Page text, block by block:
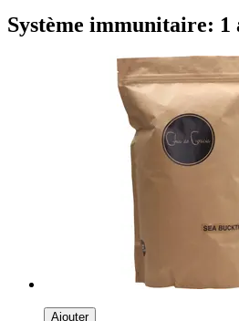
Système immunitaire: 1
Ajouter